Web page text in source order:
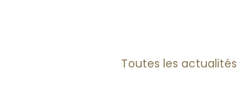
Toutes les actualités